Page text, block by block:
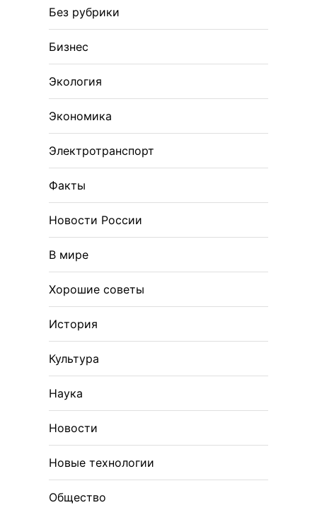
Без рубрики
Бизнес
Экология
Экономика
Электротранспорт
Факты
Новости России
В мире
Хорошие советы
История
Культура
Наука
Новости
Новые технологии
Общество